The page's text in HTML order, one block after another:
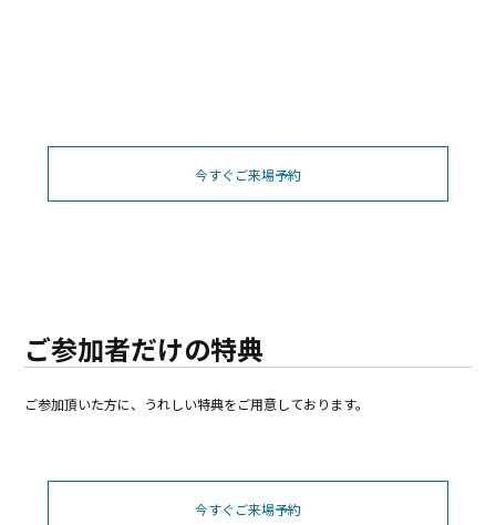
今すぐご来場予約
ご参加者だけの特典
ご参加頂いた方に、うれしい特典をご用意しております。
今すぐご来場予約